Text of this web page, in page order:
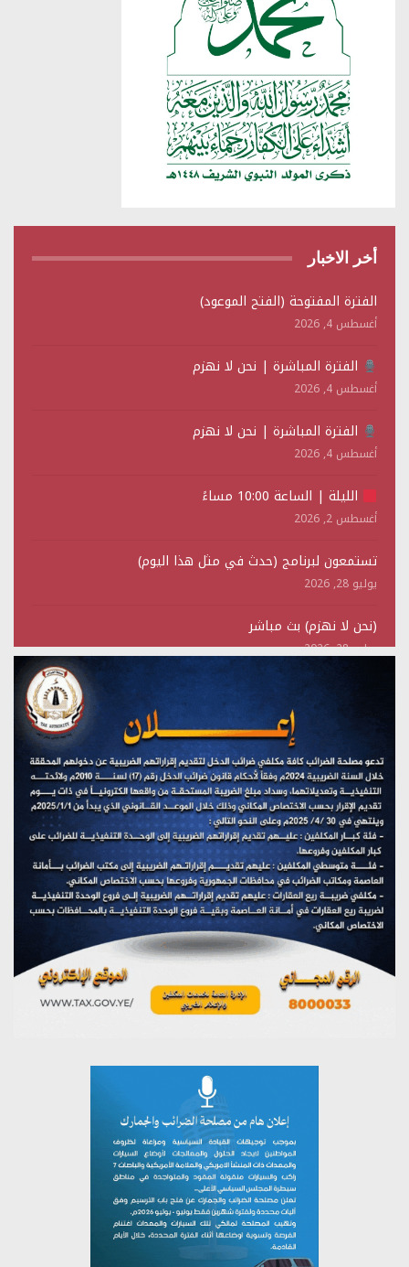
أخر الاخبار
الفترة المفتوحة (الفتح الموعود)
أغسطس 4, 2026
الفترة المباشرة | نحن لا نهزم
أغسطس 4, 2026
الفترة المباشرة | نحن لا نهزم
أغسطس 4, 2026
الليلة | الساعة 10:00 مساءً
أغسطس 2, 2026
تستمعون لبرنامج (حدث في مثل هذا اليوم)
يوليو 28, 2026
(نحن لا نهزم) بث مباشر
يوليو 28, 2026
تستمعون لبرنامج (هندسة الوهم)
مؤتمر صحفي لمركز عين الإنسانية حول جرائم تحالف العدوان
على اليمن
يوليو 27, 2026
تستمعون لبرنامج (مع السيد القائد)
يوليو 26, 2026
تستمعون لبرنامج (خبر وعلم)
يوليو 26, 2026